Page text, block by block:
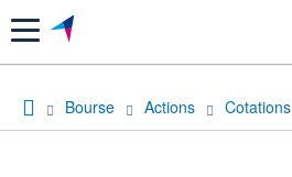
Menu
Bourse Actions Cotations